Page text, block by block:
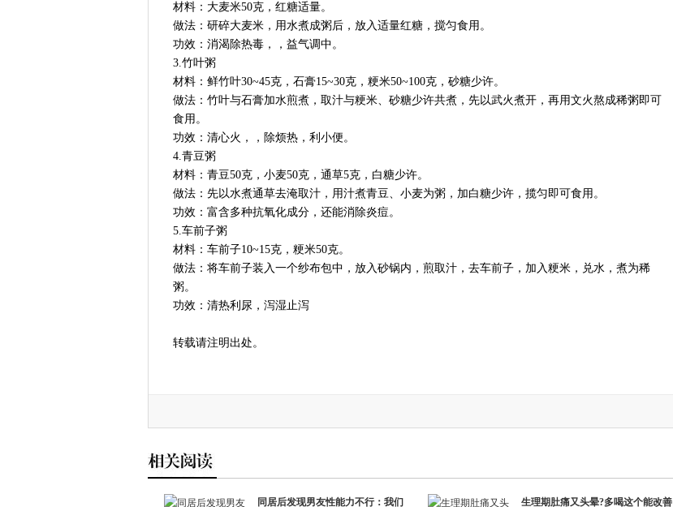
材料：大麦米50克，红糖适量。
做法：研碎大麦米，用水煮成粥后，放入适量红糖，搅匀食用。
功效：消渴除热毒，，益气调中。
3.竹叶粥
材料：鲜竹叶30~45克，石膏15~30克，粳米50~100克，砂糖少许。
做法：竹叶与石膏加水煎煮，取汁与粳米、砂糖少许共煮，先以武火煮开，再用文火熬成稀粥即可
食用。
功效：清心火，，除烦热，利小便。
4.青豆粥
材料：青豆50克，小麦50克，通草5克，白糖少许。
做法：先以水煮通草去淹取汁，用汁煮青豆、小麦为粥，加白糖少许，揽匀即可食用。
功效：富含多种抗氧化成分，还能消除炎痘。
5.车前子粥
材料：车前子10~15克，粳米50克。
做法：将车前子装入一个纱布包中，放入砂锅内，煎取汁，去车前子，加入粳米，兑水，煮为稀
粥。
功效：清热利尿，泻湿止泻
转载请注明出处。
同居后发现男友性能力不行：我们 生理期肚痛又头晕?多喝这个能改善